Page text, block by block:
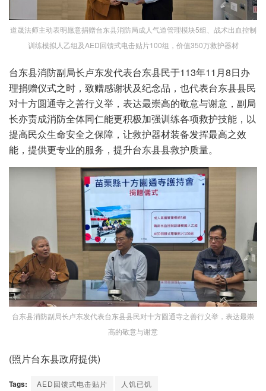
道晟法师主动表明愿意捐赠台东县消防局成人气道管理模块5组、战术出血控制
训练模拟人乙组及AED回馈式电击贴片100组，价值350万救护器材
台东县消防副局长卢东发代表台东县民于113年11月8日办
理捐赠仪式之时，致赠感谢状及纪念品，也代表台东县县民
对十方圆通寺之善行义举，表达最崇高的敬意与谢意，副局
长亦责成消防全体同仁能更积极加强训练各项救护技能，以
提高民众生命安全之保障，让救护器材装备发挥最高之效
能，提供更专业的服务，提升台东县县救护质量。
台东县消防副局长卢东发代表台东县县民对十方圆通寺之善行义举，表达最崇
高的敬意与谢意
(照片台东县政府提供)
Tags: AED回馈式电击贴片
人饥已饥